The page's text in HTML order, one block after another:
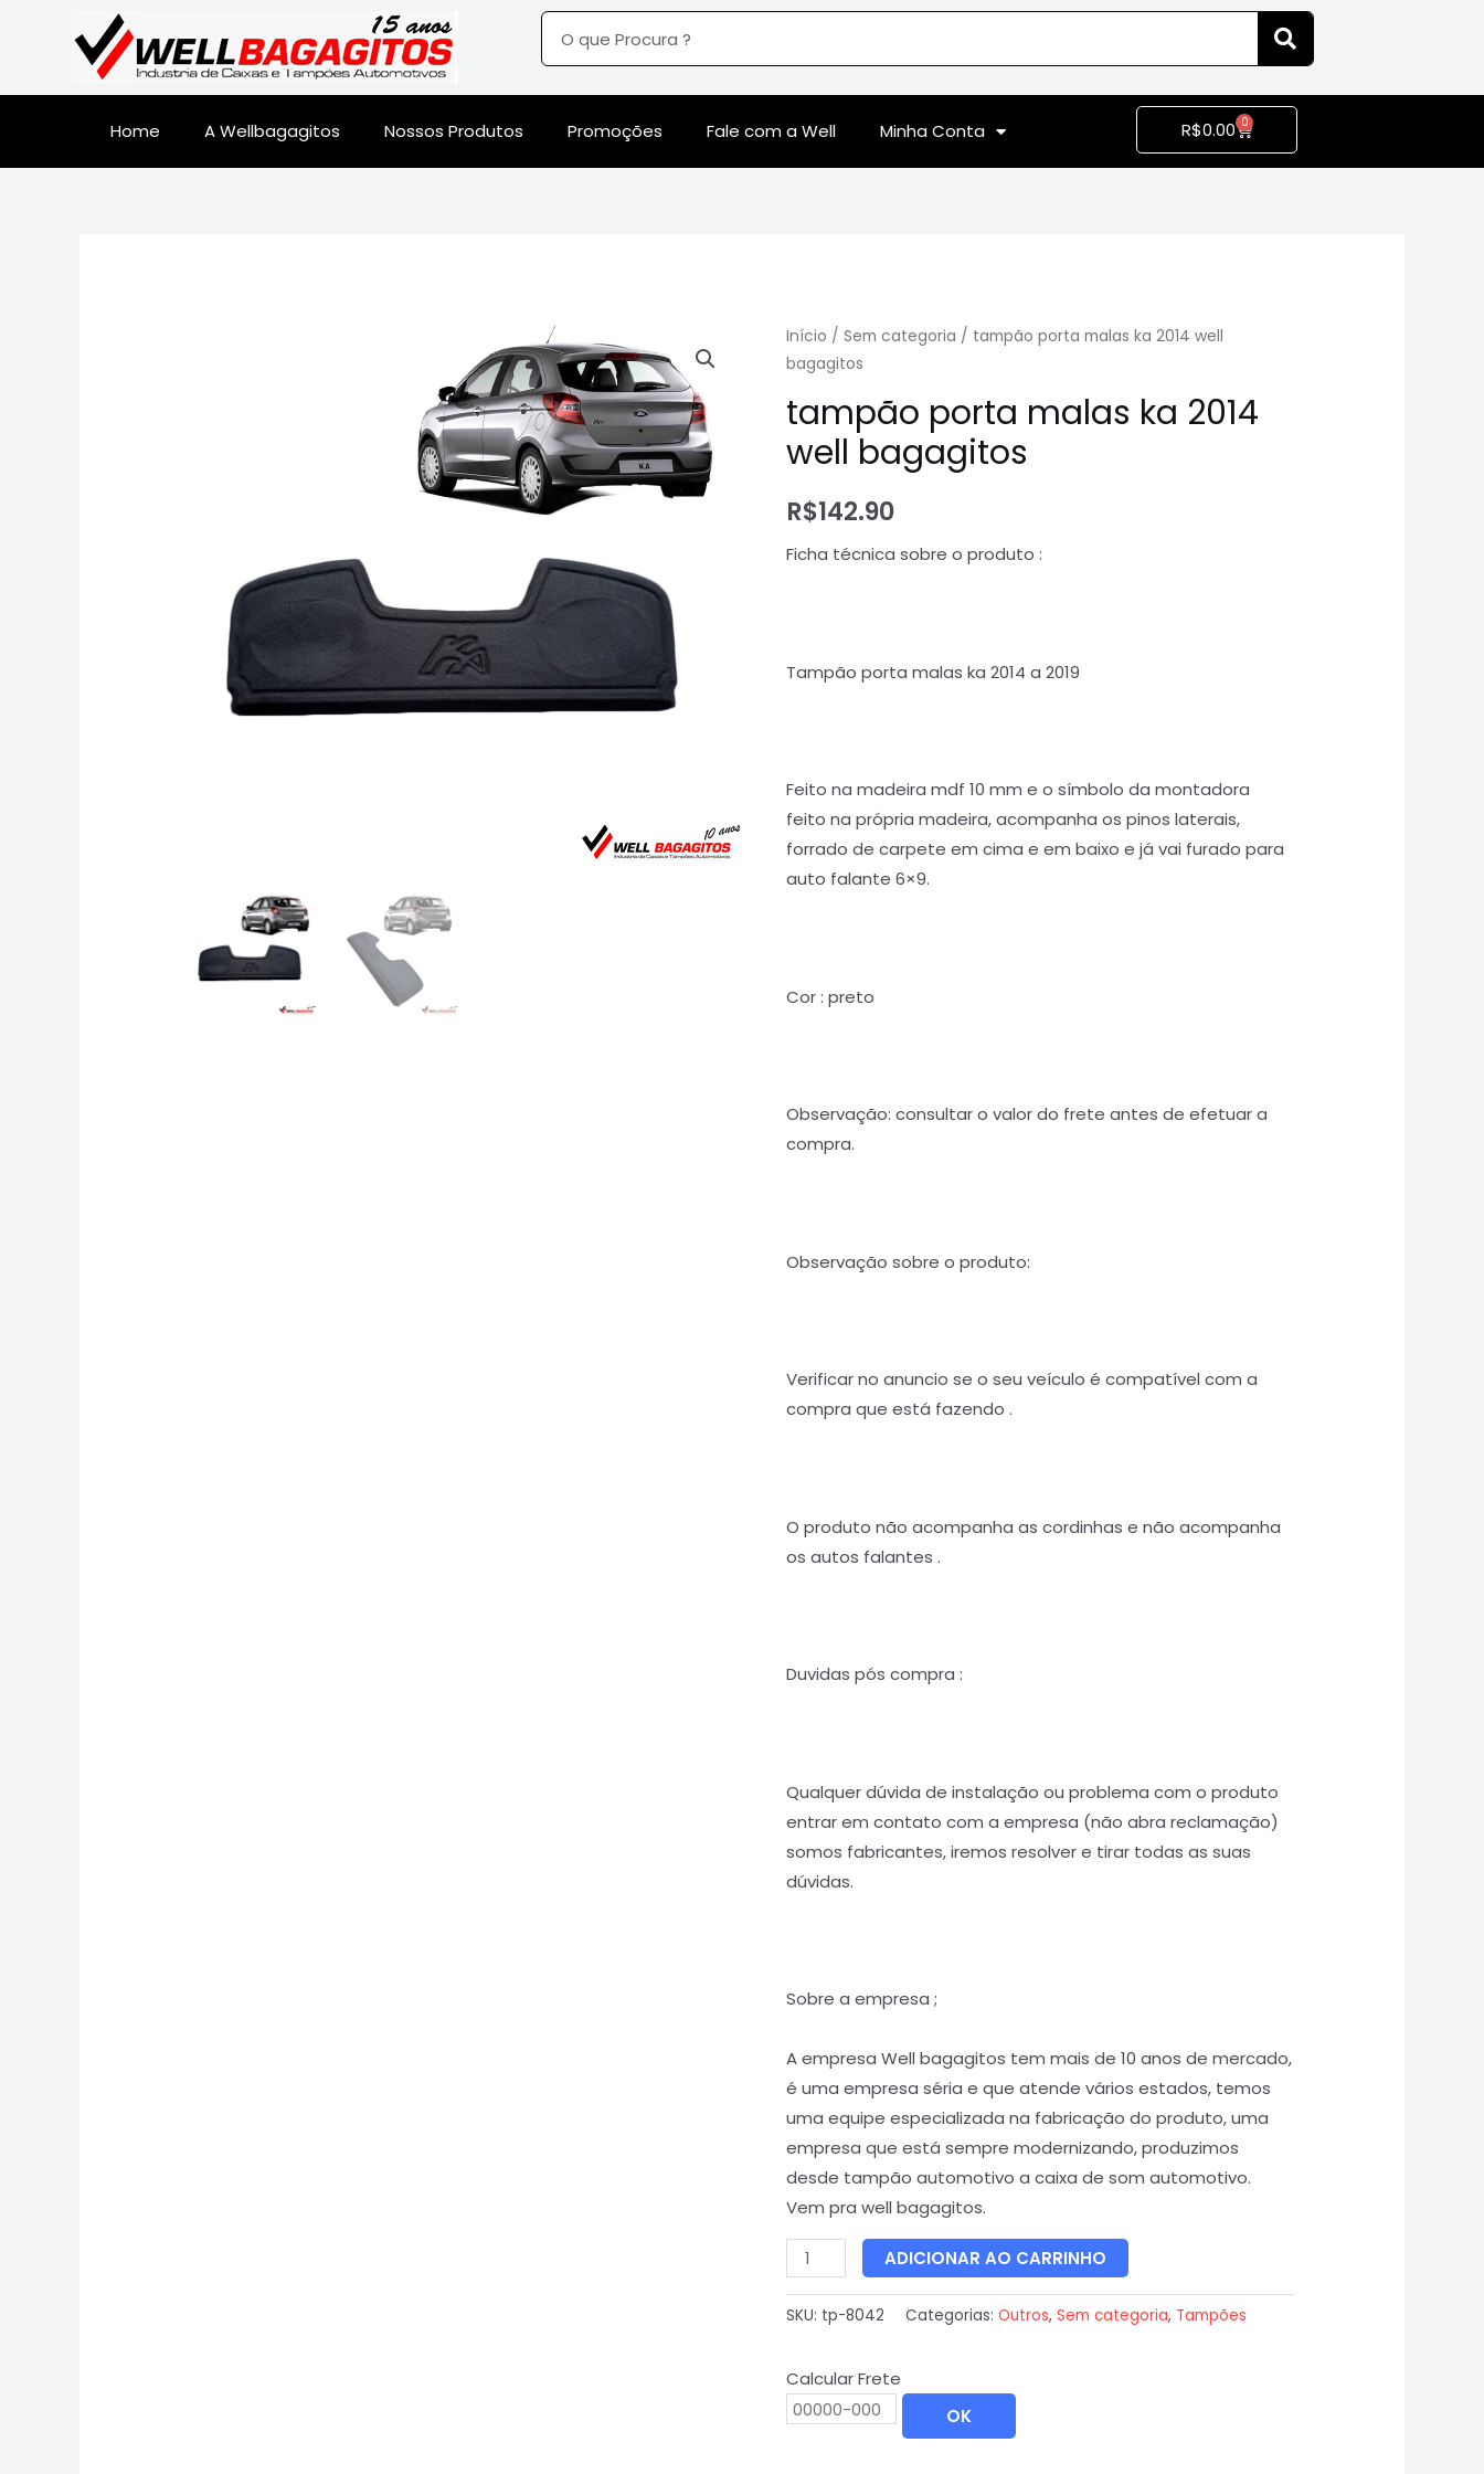
Home A Wellbagagitos Nossos Produtos Promoções Fale com a Well Minha Conta R$0.00 0
Início / Sem categoria / tampão porta malas ka 2014 well
bagagitos
tampão porta malas ka 2014
well bagagitos
R$142.90
Ficha técnica sobre o produto :
Tampão porta malas ka 2014 a 2019
Feito na madeira mdf 10 mm e o símbolo da montadora
feito na própria madeira, acompanha os pinos laterais,
forrado de carpete em cima e em baixo e já vai furado para
auto falante 6×9.
Cor : preto
Observação: consultar o valor do frete antes de efetuar a
compra.
Observação sobre o produto:
Verificar no anuncio se o seu veículo é compatível com a
compra que está fazendo .
O produto não acompanha as cordinhas e não acompanha
os autos falantes .
Duvidas pós compra :
Qualquer dúvida de instalação ou problema com o produto
entrar em contato com a empresa (não abra reclamação)
somos fabricantes, iremos resolver e tirar todas as suas
dúvidas.
Sobre a empresa ;
A empresa Well bagagitos tem mais de 10 anos de mercado,
é uma empresa séria e que atende vários estados, temos
uma equipe especializada na fabricação do produto, uma
empresa que está sempre modernizando, produzimos
desde tampão automotivo a caixa de som automotivo.
Vem pra well bagagitos.
ADICIONAR AO CARRINHO
SKU: tp-8042 Categorias: Outros, Sem categoria, Tampões
Calcular Frete
OK